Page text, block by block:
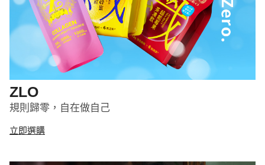
ZLO
規則歸零，自在做自己
立即選購